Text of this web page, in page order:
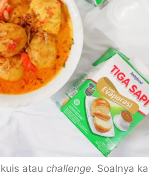
atau challenge. Soalnya